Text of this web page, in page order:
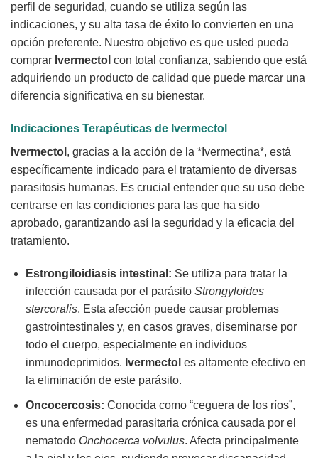
perfil de seguridad, cuando se utiliza según las
indicaciones, y su alta tasa de éxito lo convierten en una
opción preferente. Nuestro objetivo es que usted pueda
comprar Ivermectol con total confianza, sabiendo que está
adquiriendo un producto de calidad que puede marcar una
diferencia significativa en su bienestar.
Indicaciones Terapéuticas de Ivermectol
Ivermectol , gracias a la acción de la *Ivermectina*, está
específicamente indicado para el tratamiento de diversas
parasitosis humanas. Es crucial entender que su uso debe
centrarse en las condiciones para las que ha sido
aprobado, garantizando así la seguridad y la eficacia del
tratamiento.
Estrongiloidiasis intestinal: Se utiliza para tratar la
infección causada por el parásito Strongyloides
stercoralis. Esta afección puede causar problemas
gastrointestinales y, en casos graves, diseminarse por
todo el cuerpo, especialmente en individuos
inmunodeprimidos. Ivermectol es altamente efectivo en
la eliminación de este parásito.
Oncocercosis: Conocida como “ceguera de los ríos”,
es una enfermedad parasitaria crónica causada por el
nematodo Onchocerca volvulus. Afecta principalmente